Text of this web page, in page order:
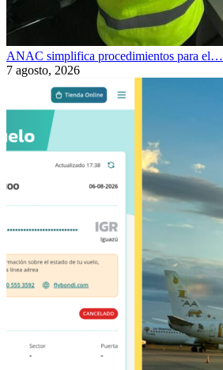
ANAC simplifica procedimientos para el…
7 agosto, 2026